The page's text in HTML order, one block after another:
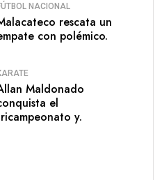
NACIONAL
rescata un
con polémico.
Maldonado
el
y.